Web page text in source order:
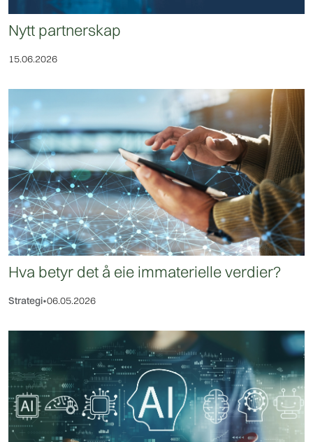
Nytt partnerskap
15.06.2026
Hva betyr det å eie immaterielle verdier?
Strategi•06.05.2026